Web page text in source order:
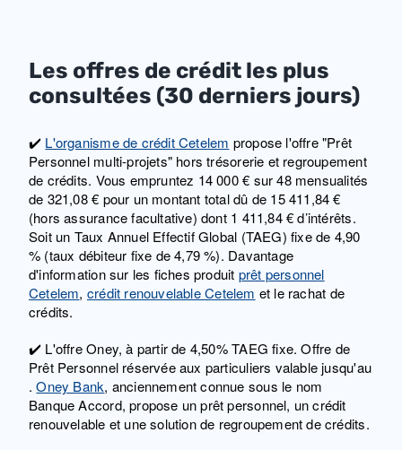
Les offres de crédit les plus
consultées (30 derniers jours)
✔️ L'organisme de crédit Cetelem propose l'offre "Prêt
Personnel multi-projets" hors trésorerie et regroupement
de crédits. Vous empruntez 14 000 € sur 48 mensualités
de 321,08 € pour un montant total dû de 15 411,84 €
(hors assurance facultative) dont 1 411,84 € d’intérêts.
Soit un Taux Annuel Effectif Global (TAEG) fixe de 4,90
% (taux débiteur fixe de 4,79 %). Davantage
d'information sur les fiches produit prêt personnel
Cetelem, crédit renouvelable Cetelem et le rachat de
crédits.
✔️ L'offre Oney, à partir de 4,50% TAEG fixe. Offre de
Prêt Personnel réservée aux particuliers valable jusqu'au
.Oney Bank, anciennement connue sous le nom
Banque Accord, propose un prêt personnel, un crédit
renouvelable et une solution de regroupement de crédits.